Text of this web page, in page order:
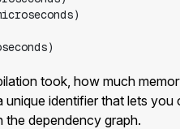
took, how much
identifier that lets
the dependency graph.